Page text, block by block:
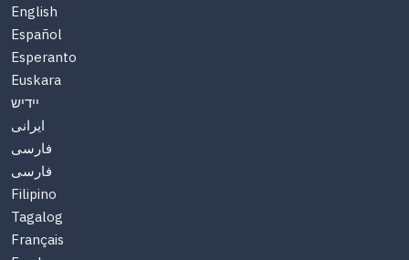
English
Español
Esperanto
Euskara
יידיש
ایرانی
فارسی
فارسی
Filipino
Tagalog
Français